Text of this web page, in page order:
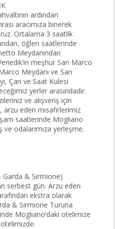
ardından
aracımıza binerek
Ortalama 3 saatlik
öğlen saatlerinde
Meydanından
meşhur San Marco
Meydanı ve San
Çan ve Saat Kulesi
yerler arasındadır.
ve alışveriş için
arzu eden misafirlerimiz
saatlerinde Mogliano
odalarımıza yerleşme.
Garda & Sirmione)
serbest gün. Arzu eden
ekstra olarak
& Sirmione Turuna
Mogliano’daki otelimize